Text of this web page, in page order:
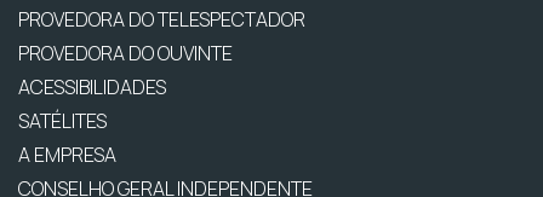
PROVEDORA DO TELESPECTADOR
PROVEDORA DO OUVINTE
ACESSIBILIDADES
SATÉLITES
A EMPRESA
CONSELHO GERAL INDEPENDENTE